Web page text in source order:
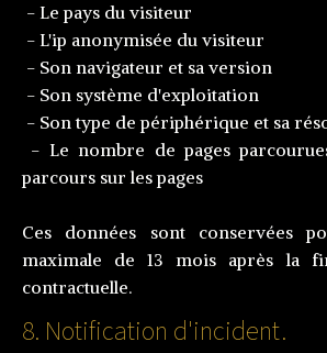
- Le pays du visiteur
- L'ip anonymisée du visiteur
- Son navigateur et sa version
- Son système d'exploitation
- Son type de périphérique et sa
- Le nombre de pages
parcours sur les pages
Ces données sont conservées
maximale de 13 mois après la
contractuelle.
8. Notification d'incident.